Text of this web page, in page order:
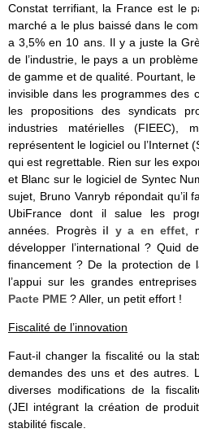
Constat terrifiant, la France est le
marché a le plus baissé dans le
a 3,5% en 10 ans. Il y a juste la
de l’industrie, le pays a un
de gamme et de qualité. Pourtant,
invisible dans les programmes des
les propositions des syndicats
industries matérielles (FIEEC),
représentent le logiciel ou l’Internet
qui est regrettable. Rien sur les
et Blanc sur le logiciel de Syntec
sujet, Bruno Vanryb répondait qu’il
UbiFrance dont il salue les
années. Progrès il y a en effet ,
développer l’international ? Quid
financement ? De la protection de
l’appui sur les grandes
Pacte PME ? Aller, un petit effort !
Fiscalité de l’innovation
Faut-il changer la fiscalité ou la
demandes des uns et des autres.
diverses modifications de la
(JEI intégrant la création de
stabilité fiscale.